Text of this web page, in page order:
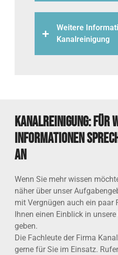
Weitere
Kanalreinigung
Kanalreinigung: Für
Informationen
an
Wenn Sie mehr wissen
näher über unser
mit Vergnügen auch ein paar
Ihnen einen Einblick in
geben.
Die Fachleute der Firma
gerne für Sie im Einsatz.